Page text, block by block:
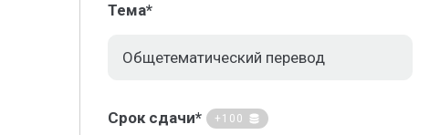
Тема*
Срок сдачи* +100